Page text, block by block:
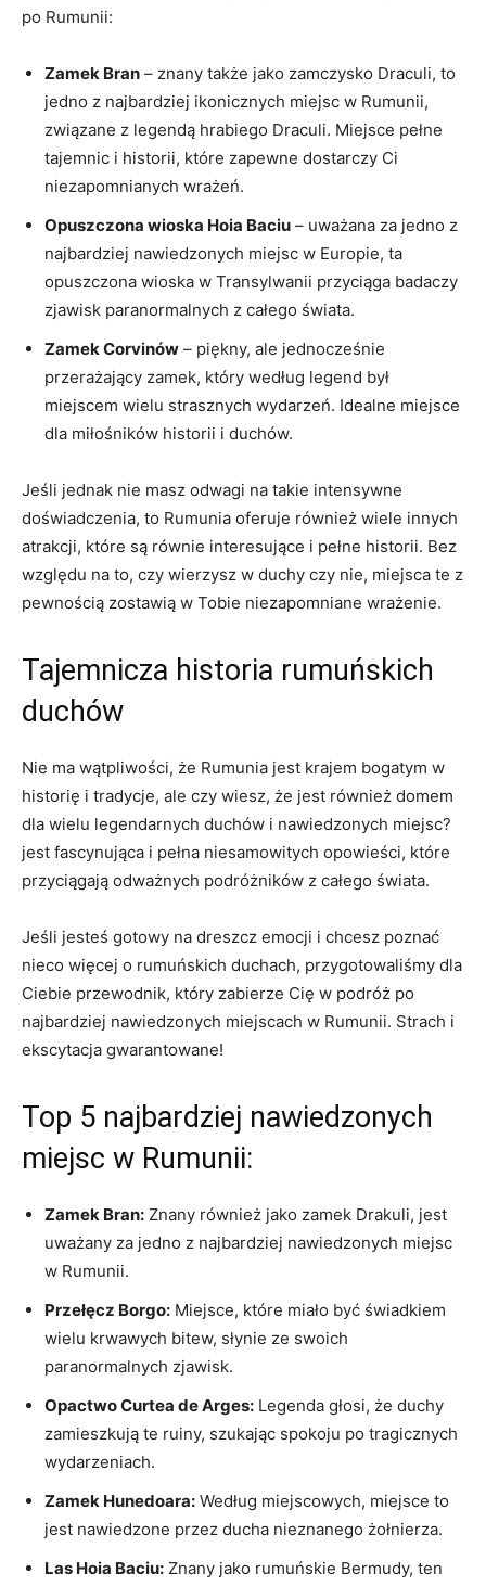
po Rumunii:
Zamek Bran – znany także jako zamczysko Draculi, to
jedno ‌z najbardziej⁢ ikonicznych ⁣miejsc w Rumunii,
związane z ⁤legendą hrabiego Draculi. Miejsce pełne
tajemnic i⁢ historii, które zapewne dostarczy Ci
niezapomnianych wrażeń.
Opuszczona wioska Hoia Baciu ⁢– uważana za jedno z
najbardziej nawiedzonych miejsc w Europie, ta
opuszczona wioska w ​Transylwanii przyciąga badaczy
‍zjawisk paranormalnych z​ całego świata.
Zamek Corvinów – piękny, ale jednocześnie
przerażający zamek, który według legend był
miejscem ‌wielu ‌strasznych wydarzeń. Idealne miejsce
dla miłośników⁣ historii i duchów.
Jeśli jednak nie masz odwagi na takie intensywne
doświadczenia, to Rumunia oferuje również wiele‌ innych
atrakcji, ⁢które ⁢są równie interesujące i pełne historii.⁢ Bez
względu na to, czy wierzysz w duchy⁢ czy nie, miejsca te z
‍pewnością ⁤zostawią w Tobie niezapomniane wrażenie.
Tajemnicza historia rumuńskich
duchów
Nie ma wątpliwości, że Rumunia jest krajem bogatym w
historię i tradycje, ale czy wiesz, że jest również ⁣domem
dla wielu legendarnych duchów i nawiedzonych miejsc? ‌
jest fascynująca i pełna niesamowitych opowieści, ​które
przyciągają odważnych podróżników z ⁢całego świata.
Jeśli ‌jesteś gotowy na dreszcz emocji i ‌chcesz ⁤poznać
nieco więcej o rumuńskich duchach, przygotowaliśmy dla
Ciebie przewodnik, który zabierze​ Cię w podróż po
najbardziej nawiedzonych miejscach w Rumunii. Strach i
ekscytacja gwarantowane!
Top‍ 5 najbardziej nawiedzonych
miejsc w Rumunii:
Zamek Bran: ​Znany ⁤również jako zamek Drakuli,⁤ jest
uważany⁢ za jedno z najbardziej nawiedzonych miejsc
w Rumunii.
Przełęcz Borgo: Miejsce, które miało być⁣ świadkiem
⁢wielu⁤ krwawych bitew, słynie ze swoich
paranormalnych zjawisk.
Opactwo Curtea de Arges: Legenda głosi, że duchy
zamieszkują te ruiny, szukając spokoju⁢ po tragicznych
wydarzeniach.
Zamek Hunedoara: Według miejscowych, miejsce to
jest nawiedzone przez ducha nieznanego żołnierza.
Las Hoia Baciu: Znany jako rumuńskie Bermudy, ten